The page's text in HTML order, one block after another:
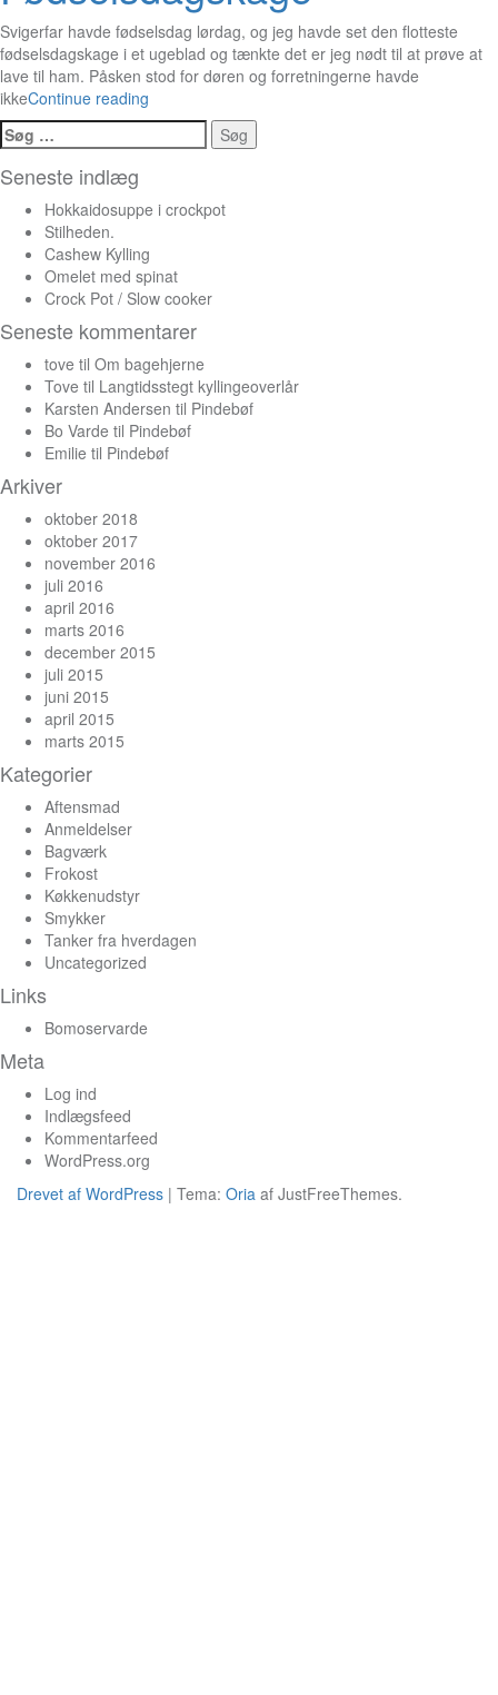
Svigerfar havde fødselsdag lørdag, og jeg havde set den flotteste
fødselsdagskage i et ugeblad og tænkte det er jeg nødt til at prøve at
lave til ham. Påsken stod for døren og forretningerne havde
ikkeContinue reading
Søg
efter:
Seneste indlæg
Hokkaidosuppe i crockpot
Stilheden.
Cashew Kylling
Omelet med spinat
Crock Pot / Slow cooker
Seneste kommentarer
tove til Om bagehjerne
Tove til Langtidsstegt kyllingeoverlår
Karsten Andersen til Pindebøf
Bo Varde til Pindebøf
Emilie til Pindebøf
Arkiver
oktober 2018
oktober 2017
november 2016
juli 2016
april 2016
marts 2016
december 2015
juli 2015
juni 2015
april 2015
marts 2015
Kategorier
Aftensmad
Anmeldelser
Bagværk
Frokost
Køkkenudstyr
Smykker
Tanker fra hverdagen
Uncategorized
Links
Bomoservarde
Meta
Log ind
Indlægsfeed
Kommentarfeed
WordPress.org
Drevet af WordPress | Tema: Oria af JustFreeThemes.